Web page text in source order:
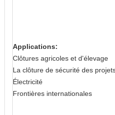
Applications:
Clôtures agricoles et d'élevage
La clôture de sécurité des
Électricité
Frontières internationales